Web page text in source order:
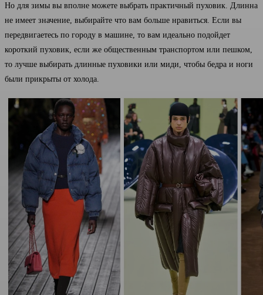
Но для зимы вы вполне можете выбрать практичный пуховик. Длинна
не имеет значение, выбирайте что вам больше нравиться. Если вы
передвигаетесь по городу в машине, то вам идеально подойдет
короткий пуховик, если же общественным транспортом или пешком,
то лучше выбирать длинные пуховики или миди, чтобы бедра и ноги
были прикрыты от холода.